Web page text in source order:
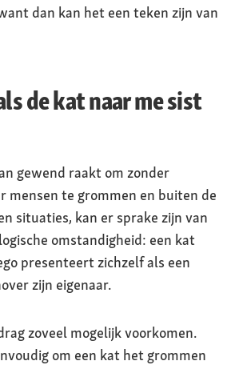
dan kan het een teken zijn van
de kat naar me sist
gewend raakt om zonder
mensen te grommen en buiten de
situaties, kan er sprake zijn van
omstandigheid: een kat
presenteert zichzelf als een
zijn eigenaar.
zoveel mogelijk voorkomen.
om een kat het grommen